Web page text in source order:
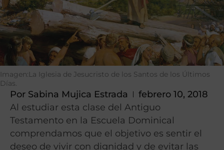
Imagen:La Iglesia de Jesucristo de los Santos de los Últimos
Días.
Por Sabina Mujica Estrada
febrero 10, 2018
Al estudiar esta clase del Antiguo
Testamento en la Escuela Dominical
comprendamos que el objetivo es sentir el
deseo de vivir con dignidad y de evitar las